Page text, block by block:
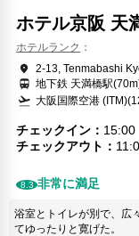
ホテル京阪 天
ホテルランク
2-13, Tenmabashi
地下鉄 天満橋駅
大阪国際空港
チェックイン
15:00
チェックアウト
8.3 非常に満足
浴室とトイレが別で、広
てゆったりと寛げた。